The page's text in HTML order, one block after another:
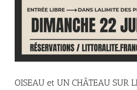
OISEAU et UN CHÂTEAU SUR